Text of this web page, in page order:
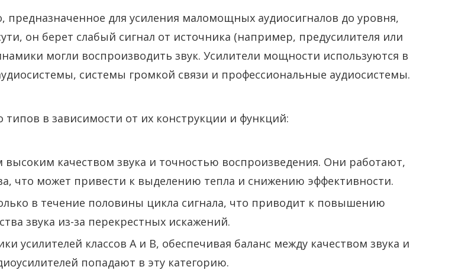
для усиления маломощных аудиосигналов до уровня,
он берет слабый сигнал от источника (например, предусилителя или
могли воспроизводить звук. Усилители мощности используются в
системы громкой связи и профессиональные аудиосистемы.
в зависимости от их конструкции и функций:
высоким качеством звука и точностью воспроизведения. Они работают,
что может привести к выделению тепла и снижению эффективности.
в течение половины цикла сигнала, что приводит к повышению
звука из-за перекрестных искажений.
усилителей классов A и B, обеспечивая баланс между качеством звука и
попадают в эту категорию.